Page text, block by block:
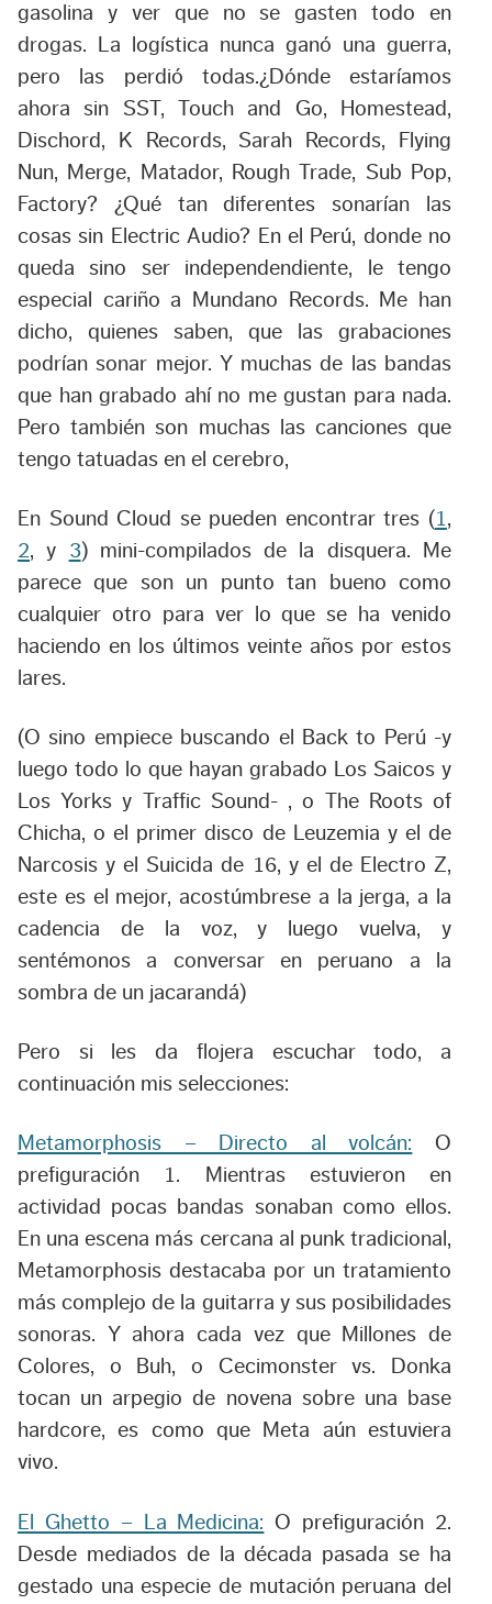
gasolina y ver que no se gasten todo en
drogas. La logística nunca ganó una guerra,
pero las perdió todas.¿Dónde estaríamos
ahora sin SST, Touch and Go, Homestead,
Dischord, K Records, Sarah Records, Flying
Nun, Merge, Matador, Rough Trade, Sub Pop,
Factory? ¿Qué tan diferentes sonarían las
cosas sin Electric Audio? En el Perú, donde no
queda sino ser independendiente, le tengo
especial cariño a Mundano Records. Me han
dicho, quienes saben, que las grabaciones
podrían sonar mejor. Y muchas de las bandas
que han grabado ahí no me gustan para nada.
Pero también son muchas las canciones que
tengo tatuadas en el cerebro,
En Sound Cloud se pueden encontrar tres (1 ,
2, y 3) mini-compilados de la disquera. Me
parece que son un punto tan bueno como
cualquier otro para ver lo que se ha venido
haciendo en los últimos veinte años por estos
lares.
(O sino empiece buscando el Back to Perú -y
luego todo lo que hayan grabado Los Saicos y
Los Yorks y Traffic Sound- , o The Roots of
Chicha, o el primer disco de Leuzemia y el de
Narcosis y el Suicida de 16, y el de Electro Z,
este es el mejor, acostúmbrese a la jerga, a la
cadencia de la voz, y luego vuelva, y
sentémonos a conversar en peruano a la
sombra de un jacarandá)
Pero si les da flojera escuchar todo, a
continuación mis selecciones:
Metamorphosis – Directo al volcán: O
prefiguración 1. Mientras estuvieron en
actividad pocas bandas sonaban como ellos.
En una escena más cercana al punk tradicional,
Metamorphosis destacaba por un tratamiento
más complejo de la guitarra y sus posibilidades
sonoras. Y ahora cada vez que Millones de
Colores, o Buh, o Cecimonster vs. Donka
tocan un arpegio de novena sobre una base
hardcore, es como que Meta aún estuviera
vivo.
El Ghetto – La Medicina: O prefiguración 2.
Desde mediados de la década pasada se ha
gestado una especie de mutación peruana del